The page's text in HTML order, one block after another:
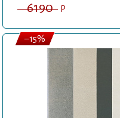
6190 P
–15%